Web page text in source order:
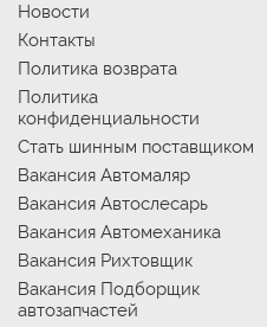
Новости
Контакты
Политика возврата
Политика
конфиденциальности
Стать шинным поставщиком
Вакансия Автомаляр
Вакансия Автослесарь
Вакансия Автомеханика
Вакансия Рихтовщик
Вакансия Подборщик
автозапчастей